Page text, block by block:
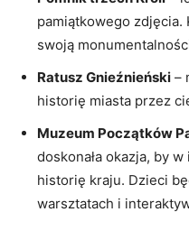
pamiątkowego
swoją
Ratusz Gnieźnieński –
historię⁣ miasta‍ przez
Muzeum Początków
doskonała okazja, by
historię kraju. Dzieci
warsztatach i⁢